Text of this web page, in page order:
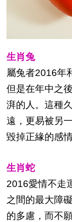
生肖兔
屬兔者2016年
但是在年中之
湃的人。這種
遠，更易被另
毀掉正緣的感
生肖蛇
2016愛情不走
之間的最大障
的多慮，而不